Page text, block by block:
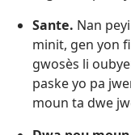
Sante. Nan
minit, gen yon
gwosès li
paske yo pa
moun ta dwe